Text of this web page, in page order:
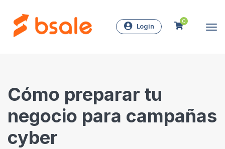
Login
0
Cómo preparar tu
negocio para campañas
cyber